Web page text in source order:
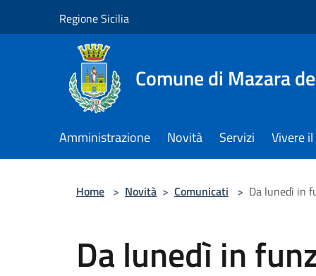
Regione Sicilia
Comune di Mazara
Amministrazione Novità Servizi Vivere
Home > Novità > Comunicati > Da lunedì in
Da lunedì in